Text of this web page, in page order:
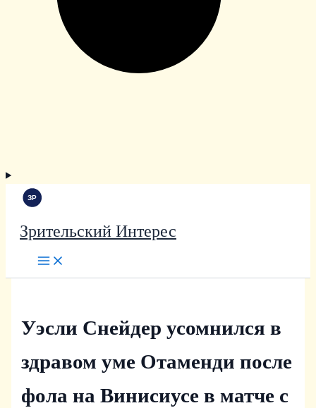
Зрительский Интерес
Уэсли Снейдер усомнился в
здравом уме Отаменди после
фола на Винисиусе в матче с